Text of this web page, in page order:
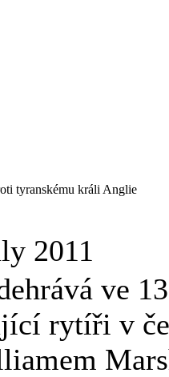
tyranskému králi Anglie
2011
ve
rytíři v